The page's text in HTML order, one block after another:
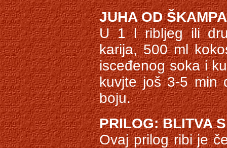
JUHA OD
U 1 l ribljeg ili
karija, 500 ml
isceđenog soka i
kuvjte još 3-5 min
boju.
PRILOG: BLITVA
Ovaj prilog ribi je